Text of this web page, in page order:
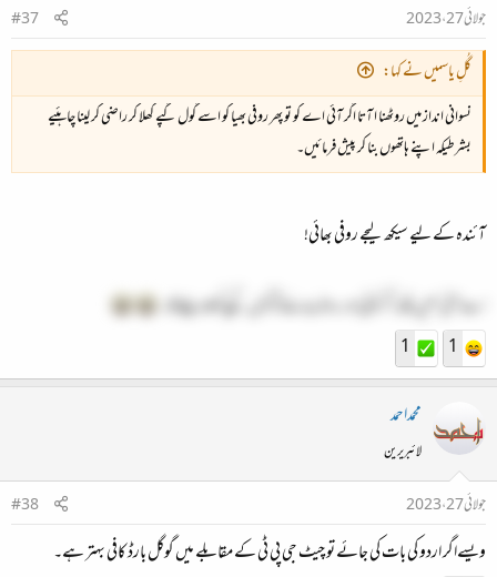
جولائی 27، 2023
#37
گُلِ یاسمیں نے کہا:
نسوانی انداز میں روٹھنا ا آتا اگر آئی اے کو تو پھر روفی بھیا کو اسے گول گپے کھلا کر راضی کر لینا چاہئیے
بشرطیکہ اپنے ہاتھوں بنا کر پیش فرمائیں۔
آئندہ کے لیے سیکھ لیجے روفی بھائی!
اے آئی نہیں بلکہ اگر کوئی اور روٹھ جائےتو گول گپے کھلا دیجے گا۔
1
1
محمداحمد
لائبریرین
جولائی 27، 2023
#38
ویسےاگر اردو کی بات کی جائے تو چیٹ جی پی ٹی کے مقابلے میں گوگل بارڈ کافی بہتر ہے۔